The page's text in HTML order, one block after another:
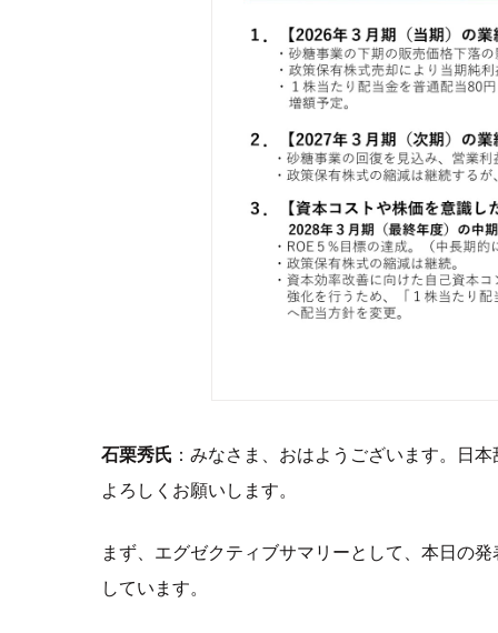
石栗秀氏 ：みなさま、おはようございます。日
よろしくお願いします。
まず、エグゼクティブサマリーとして、本日の
しています。